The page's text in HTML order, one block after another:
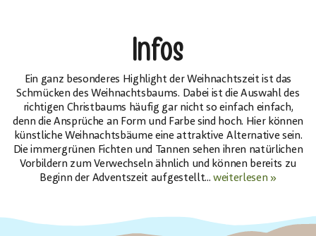
Infos
Ein ganz besonderes Highlight der Weihnachtszeit ist das
Schmücken des Weihnachtsbaums. Dabei ist die Auswahl des
richtigen Christbaums häufig gar nicht so einfach einfach,
denn die Ansprüche an Form und Farbe sind hoch. Hier können
künstliche Weihnachtsbäume eine attraktive Alternative sein.
Die immergrünen Fichten und Tannen sehen ihren natürlichen
Vorbildern zum Verwechseln ähnlich und können bereits zu
Beginn der Adventszeit aufgestellt... weiterlesen »